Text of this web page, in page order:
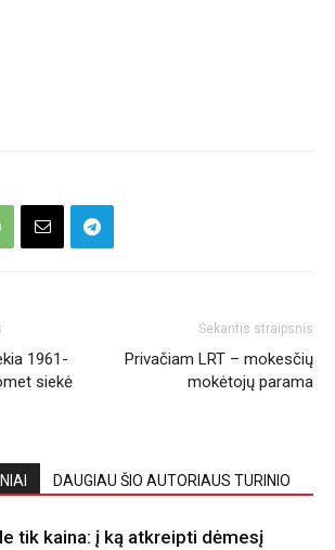
1961-
siekė
Sekantis straipsnis
Privačiam LRT – mokesčių
mokėtojų parama
DAUGIAU ŠIO AUTORIAUS TURINIO
tik kaina: į ką atkreipti dėmesį